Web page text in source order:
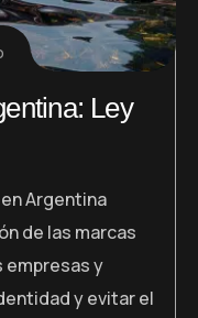
Ley
Argentina
de las marcas
empresas y
y evitar el